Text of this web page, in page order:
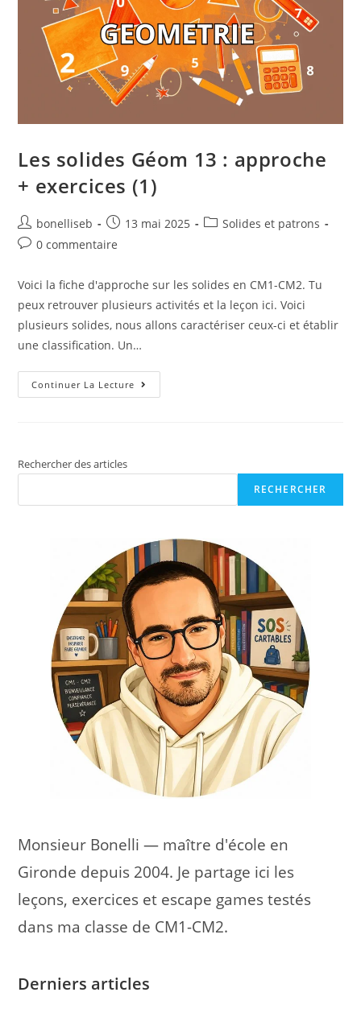
Les solides Géom 13 : approche
+ exercices (1)
bonelliseb 13 mai 2025
Solides et patrons
0 commentaire
Voici la fiche d'approche sur les solides en CM1-CM2. Tu
peux retrouver plusieurs activités et la leçon ici. Voici
plusieurs solides, nous allons caractériser ceux-ci et établir
une classification. Un…
Continuer La Lecture
Rechercher des articles
RECHERCHER
Monsieur Bonelli — maître d'école en
Gironde depuis 2004. Je partage ici les
leçons, exercices et escape games testés
dans ma classe de CM1-CM2.
Derniers articles